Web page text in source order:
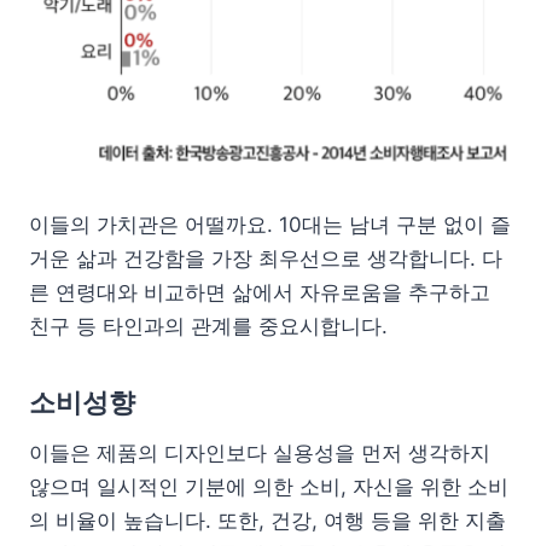
이들의 가치관은 어떨까요. 10대는 남녀 구분 없이 즐
거운 삶과 건강함을 가장 최우선으로 생각합니다. 다
른 연령대와 비교하면 삶에서 자유로움을 추구하고
친구 등 타인과의 관계를 중요시합니다.
소비성향
이들은 제품의 디자인보다 실용성을 먼저 생각하지
않으며 일시적인 기분에 의한 소비, 자신을 위한 소비
의 비율이 높습니다. 또한, 건강, 여행 등을 위한 지출